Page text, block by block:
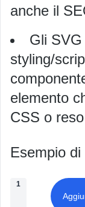
anche il
Gli
styling/
elemento
CSS o
Esempio
1